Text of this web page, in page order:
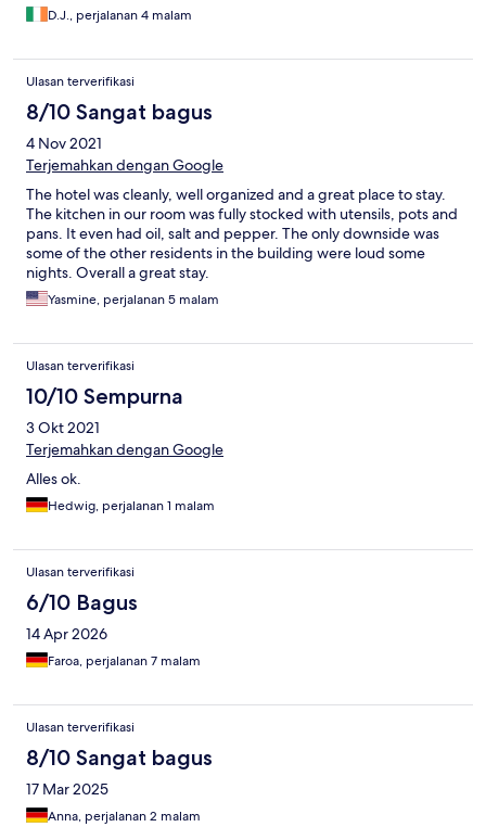
D.J., perjalanan 4 malam
Ulasan terverifikasi
8/10 Sangat bagus
4 Nov 2021
Terjemahkan dengan Google
The hotel was cleanly, well organized and a great place to stay.
The kitchen in our room was fully stocked with utensils, pots and
pans. It even had oil, salt and pepper. The only downside was
some of the other residents in the building were loud some
nights. Overall a great stay.
Yasmine, perjalanan 5 malam
Ulasan terverifikasi
10/10 Sempurna
3 Okt 2021
Terjemahkan dengan Google
Alles ok.
Hedwig, perjalanan 1 malam
Ulasan terverifikasi
6/10 Bagus
14 Apr 2026
Faroa, perjalanan 7 malam
Ulasan terverifikasi
8/10 Sangat bagus
17 Mar 2025
Anna, perjalanan 2 malam